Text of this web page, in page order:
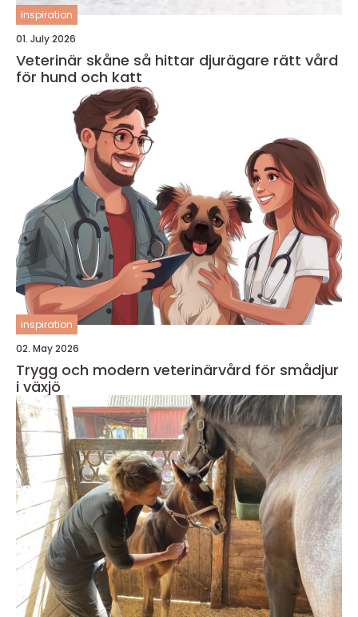
inspiration
01. July 2026
Veterinär skåne så hittar djurägare rätt vård
för hund och katt
inspiration
02. May 2026
Trygg och modern veterinärvård för smådjur
i växjö